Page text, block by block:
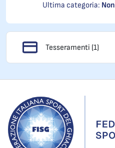
Ultima categoria:
Tesseramenti (1)